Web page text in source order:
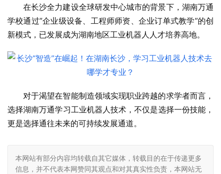
在长沙全力建设全球研发中心城市的背景下，湖南万通
学校通过”企业级设备、工程师师资、企业订单式教学”的创
新模式，已发展成为湖南地区工业机器人人才培养高地。
对于渴望在智能制造领域实现职业跨越的求学者而言，
选择湖南万通学习工业机器人技术，不仅是选择一份技能，
更是选择通往未来的可持续发展通道。
本网站有部分内容均转载自其它媒体，转载目的在于传递更多
信息，并不代表本网赞同其观点和对其真实性负责，本网站无